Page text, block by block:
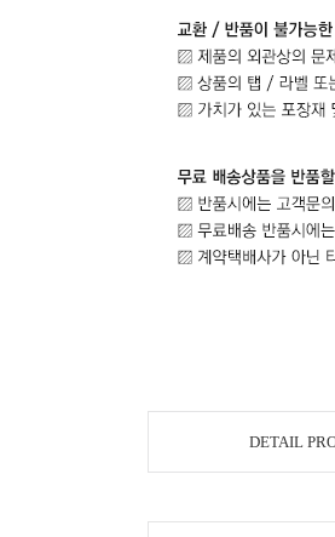
DETAIL